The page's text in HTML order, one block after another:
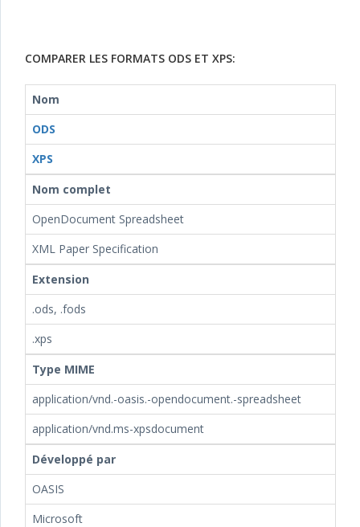
COMPARER LES FORMATS ODS ET XPS:
Nom
ODS
XPS
Nom complet
OpenDocument Spreadsheet
XML Paper Specification
Extension
.ods, .fods
.xps
Type MIME
application/vnd.-oasis.-opendocument.-spreadsheet
application/vnd.ms-xpsdocument
Développé par
OASIS
Microsoft